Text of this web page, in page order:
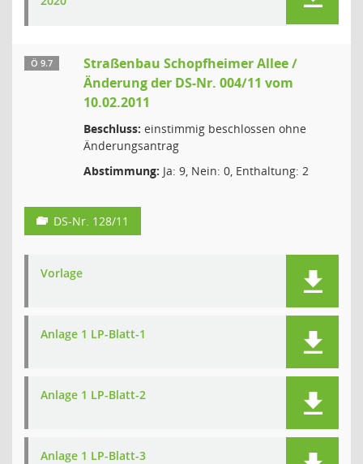
Ö 9.7
Straßenbau Schopfheimer Allee /
Änderung der DS-Nr. 004/11 vom
10.02.2011
Beschluss: einstimmig beschlossen ohne
Änderungsantrag
Abstimmung: Ja: 9, Nein: 0, Enthaltung: 2
DS-Nr. 128/11
Vorlage
Anlage 1 LP-Blatt-1
Anlage 1 LP-Blatt-2
Anlage 1 LP-Blatt-3